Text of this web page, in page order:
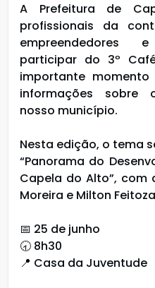
A Prefeitura de
profissionais da
empreendedores
participar do 3º
importante
informações sobre
nosso município.
Nesta edição, o tema
“Panorama do
Capela do Alto”, com
Moreira e Milton
📅 25 de junho
🕣 8h30
📍 Casa da Juventude